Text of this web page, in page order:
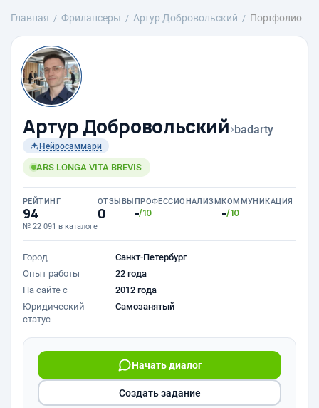
Главная Фрилансеры Артур Добровольский Портфолио
Артур Добровольский›badarty
Нейросаммари
ARS LONGA VITA BREVIS
РЕЙТИНГ
94
№ 22 091 в каталоге
ОТЗЫВЫ
0
ПРОФЕССИОНАЛИЗМ
-/10
КОММУНИКАЦИЯ
-/10
Город
Санкт-Петербург
Опыт работы
22 года
На сайте с
2012 года
Юридический
статус
Самозанятый
Начать диалог
Создать задание